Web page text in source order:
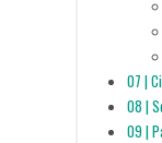
07 |
08 |
09 |